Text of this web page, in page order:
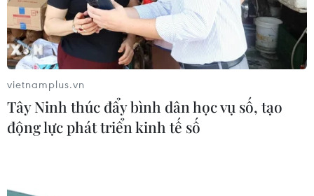
vietnamplus.vn
Tây Ninh thúc đẩy bình dân học vụ số, tạo
động lực phát triển kinh tế số